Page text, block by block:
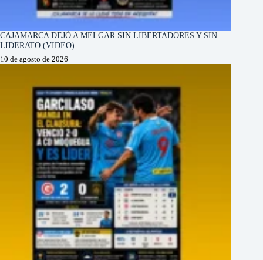
CAJAMARCA DEJÓ A MELGAR SIN LIBERTADORES Y SIN
LIDERATO (VIDEO)
10 de agosto de 2026